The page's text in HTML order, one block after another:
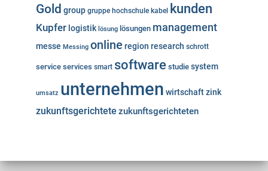
Gold group gruppe hochschule kabel kunden
Kupfer logistik lösung lösungen management
messe Messing online region research schrott
service services smart software studie system
umsatz unternehmen wirtschaftzink
zukunftsgerichtete zukunftsgerichteten